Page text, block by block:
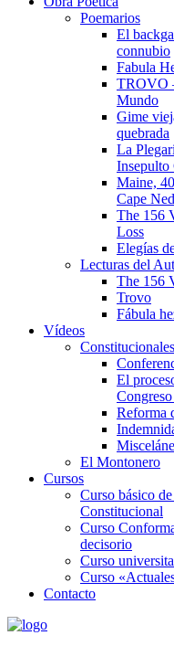
Poemarios
El
connubio
Fabula
TROVO
Mundo
Gime
quebrada
La
Insepulto
Maine,
Cape
The 156
Loss
Elegías
Lecturas del
The 156
Trovo
Fábula
Vídeos
Constitucionales
El
Reforma
El Montonero
Cursos
Curso básico
Constitucional
Curso
decisorio
Curso
Curso
Contacto